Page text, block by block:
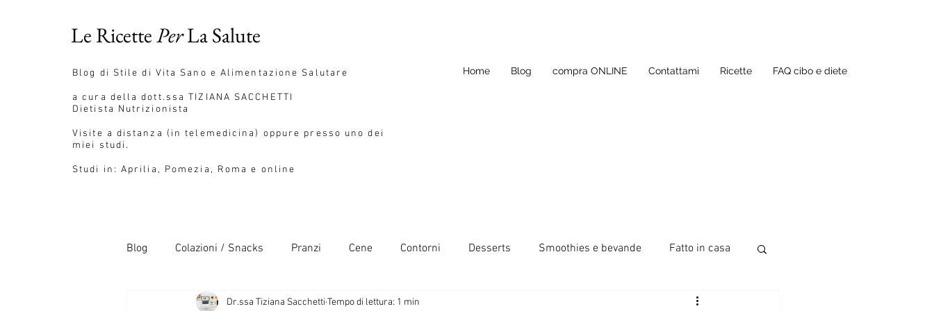
Le RicettePerLa Salute
Blog di Stile di Vita Sano e Alimentazione Salutare
a cura della dott.ssaTIZIANA SACCHETTI
Dietista Nutrizionista
Visite a distanza (in telemedicina) oppure presso uno dei
miei studi.
Studi in: Aprilia, Pomezia, Roma e online
Home Blog compra ONLINE Contattami Ricette FAQ cibo e diete
Blog Colazioni / Snacks Pranzi Cene Contorni Desserts Smoothies e bevande Fatto in casa
Pane / Pizza / Pasta Salse da condimento Si può congelare
Dr.ssa Tiziana Sacchetti Tempo di lettura: 1 min